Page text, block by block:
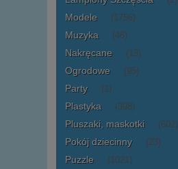
Modele (1756)
Muzyka (46)
Nakręcane (13)
Ogrodowe (95)
Party (1)
Plastyka (398)
Pluszaki, maskotki (602)
Pokój dziecinny (23)
Puzzle (1021)